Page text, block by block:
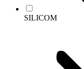
SILICOM